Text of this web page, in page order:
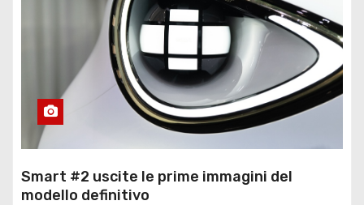
Smart #2 uscite le prime immagini del
modello definitivo